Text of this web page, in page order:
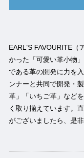
EARL'S FAVOURITE（
かった「可愛い革小物
である革の開発に力を
ンナーと共同で開発・
革」「いちご革」など
く取り揃えています。
がございましたら、是